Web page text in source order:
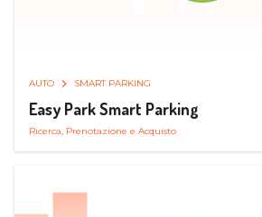
AUTO SMART PARKING
Easy Park Smart Parking
Ricerca, Prenotazione e Acquisto